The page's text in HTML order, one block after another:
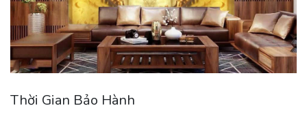
Thời Gian Bảo Hành